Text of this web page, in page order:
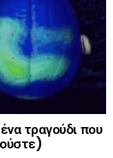
τραγούδι που